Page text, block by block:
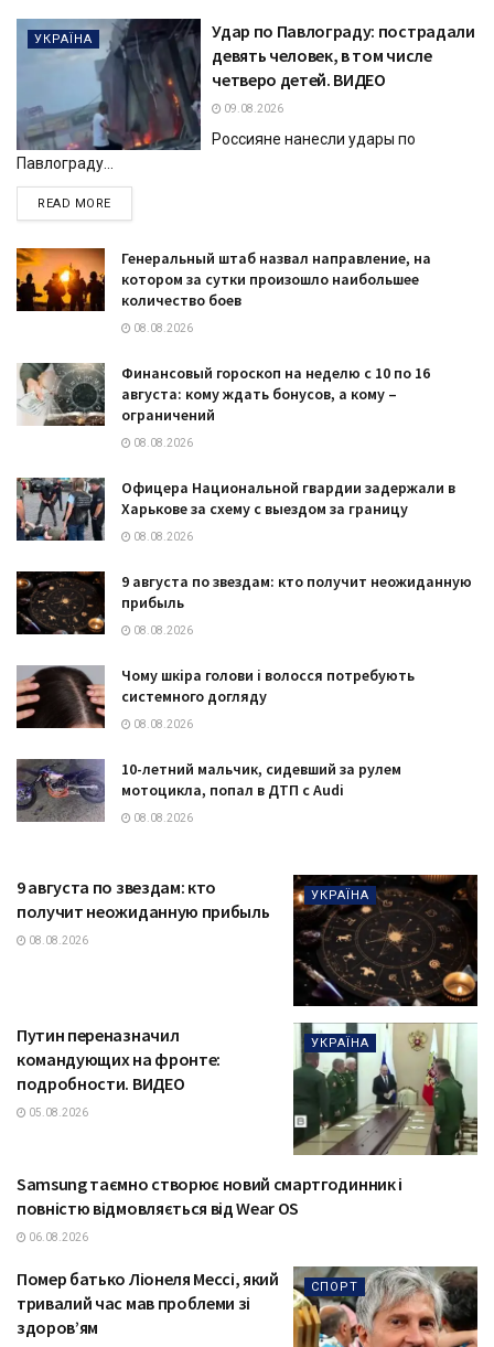
УКРАЇНА
Удар по Павлограду: пострадали
девять человек, в том числе
четверо детей. ВИДЕО
09.08.2026
Россияне нанесли удары по
Павлограду...
READ MOREDETAILS
Генеральный штаб назвал направление, на
котором за сутки произошло наибольшее
количество боев
08.08.2026
Финансовый гороскоп на неделю с 10 по 16
августа: кому ждать бонусов, а кому –
ограничений
08.08.2026
Офицера Национальной гвардии задержали в
Харькове за схему с выездом за границу
08.08.2026
9 августа по звездам: кто получит неожиданную
прибыль
08.08.2026
Чому шкіра голови і волосся потребують
системного догляду
08.08.2026
10-летний мальчик, сидевший за рулем
мотоцикла, попал в ДТП с Audi
08.08.2026
УКРАЇНА
9 августа по звездам: кто
получит неожиданную прибыль
08.08.2026
УКРАЇНА
Путин переназначил
командующих на фронте:
подробности. ВИДЕО
05.08.2026
ТЕХНОЛОГІЇ
Samsung таємно створює новий смартгодинник і
повністю відмовляється від Wear OS
06.08.2026
СПОРТ
Помер батько Ліонеля Мессі, який
тривалий час мав проблеми зі
здоров’ям